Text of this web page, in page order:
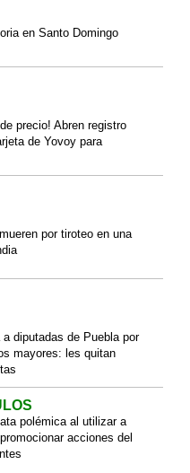
en Santo Domingo
precio! Abren registro
de Yovoy para
por tiroteo en una
a diputadas de Puebla por
mayores: les quitan
polémica al utilizar a
acciones del